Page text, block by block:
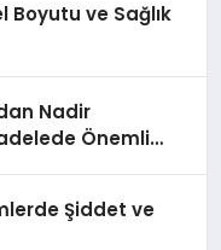
Boyutu ve Sağlık
Nadir
Önemli
Şiddet ve